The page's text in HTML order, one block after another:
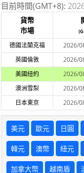
目前時間(GMT+8):
貨幣
市場
德國法蘭克福 2026/
英國倫敦
2026/
美國紐約
2026/
澳洲雪梨
2026/
日本東京
2026/
美元 歐元 日圓
韓元 澳幣 紐元
加拿大幣 越南盾